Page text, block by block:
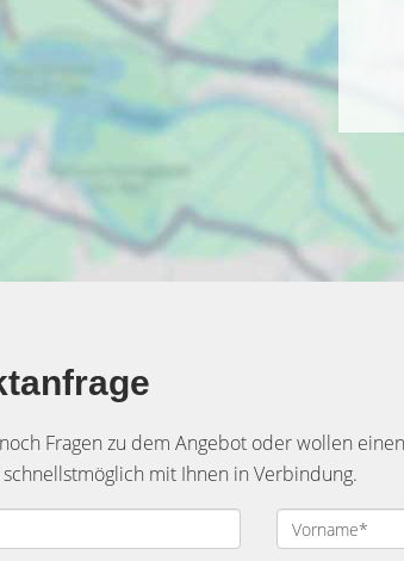
Fragen zu dem Angebot oder wollen
mit Ihnen in Verbindung.